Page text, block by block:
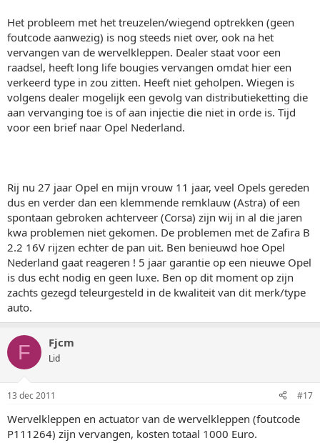
Het probleem met het treuzelen/wiegend optrekken (geen
foutcode aanwezig) is nog steeds niet over, ook na het
vervangen van de wervelkleppen. Dealer staat voor een
raadsel, heeft long life bougies vervangen omdat hier een
verkeerd type in zou zitten. Heeft niet geholpen. Wiegen is
volgens dealer mogelijk een gevolg van distributieketting die
aan vervanging toe is of aan injectie die niet in orde is. Tijd
voor een brief naar Opel Nederland.
Rij nu 27 jaar Opel en mijn vrouw 11 jaar, veel Opels gereden
dus en verder dan een klemmende remklauw (Astra) of een
spontaan gebroken achterveer (Corsa) zijn wij in al die jaren
kwa problemen niet gekomen. De problemen met de Zafira B
2.2 16V rijzen echter de pan uit. Ben benieuwd hoe Opel
Nederland gaat reageren ! 5 jaar garantie op een nieuwe Opel
is dus echt nodig en geen luxe. Ben op dit moment op zijn
zachts gezegd teleurgesteld in de kwaliteit van dit merk/type
auto.
F Fjcm
Lid
13 dec 2011 #17
Wervelkleppen en actuator van de wervelkleppen (foutcode
P111264) zijn vervangen, kosten totaal 1000 Euro.